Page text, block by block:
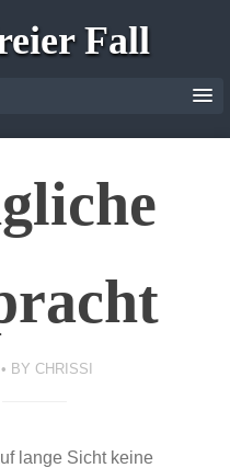
Fall
BY CHRISSI
lange Sicht keine